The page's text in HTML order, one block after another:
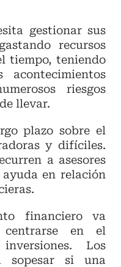
gestionar sus
recursos
tiempo, teniendo
riesgos
llevar.
plazo sobre el
y difíciles.
a asesores
en relación
financiero va
en el
Los
sopesar si una